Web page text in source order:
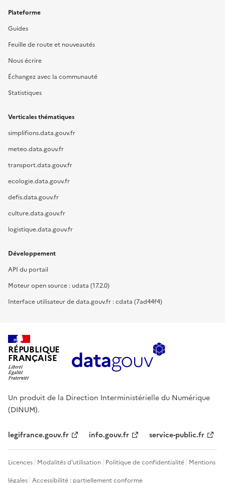
Plateforme
Guides
Feuille de route et nouveautés
Nous écrire
Échangez avec la communauté
Statistiques
Verticales thématiques
simplifions.data.gouv.fr
meteo.data.gouv.fr
transport.data.gouv.fr
ecologie.data.gouv.fr
defis.data.gouv.fr
culture.data.gouv.fr
logistique.data.gouv.fr
Développement
API du portail
Moteur open source : udata (17.2.0)
Interface utilisateur de data.gouv.fr : cdata (7ad44f4)
RÉPUBLIQUE
FRANÇAISE
Un produit de la Direction Interministérielle du Numérique
(DINUM).
legifrance.gouv.fr info.gouv.fr service-public.fr
Licences Modalités d'utilisation Politique de confidentialité Mentions
légales Accessibilité : partiellement conforme